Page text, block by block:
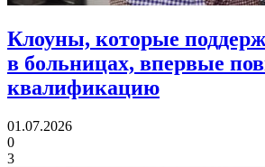
Клоуны, которые
в больницах, впервые
квалификацию
01.07.2026
0
3